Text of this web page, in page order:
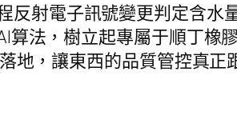
反射電子訊號變更判定含
算法，樹立起專屬于順丁橡
地，讓東西的品質管控真正